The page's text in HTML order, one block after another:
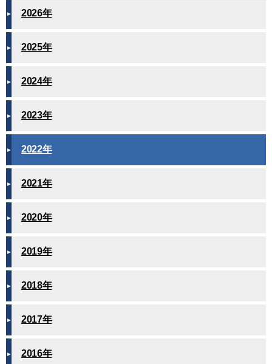
2026年
2025年
2024年
2023年
2022年
2021年
2020年
2019年
2018年
2017年
2016年